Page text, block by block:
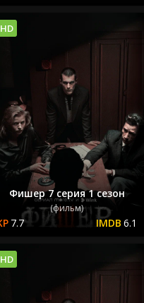
Фишер 7 серия 1 сезон
(фильм)
7.7 6.1
HD
HD